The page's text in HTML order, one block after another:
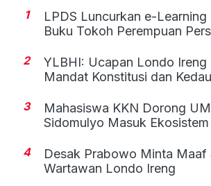
1
LPDS Luncurkan e-Learning
Buku Tokoh Perempuan
2
YLBHI: Ucapan Londo Ireng
Mandat Konstitusi dan
3
Mahasiswa KKN Dorong
Sidomulyo Masuk
4
Desak Prabowo Minta Maaf
Wartawan Londo Ireng